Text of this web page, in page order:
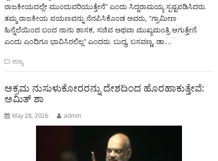
ರಾಜಕೀಯದಲ್ಲೇ ಮುಂದುವರಿಯುತ್ತೇನೆ” ಎಂದು ಸಿದ್ದರಾಮಯ್ಯ ಸ್ಪಷ್ಟಪಡಿಸಿದರು.
ತಮ್ಮ ರಾಜಕೀಯ ಪಯಣವನ್ನು ನೆನಪಿಸಿಕೊಂಡ ಅವರು, “ಗ್ರಾಮೀಣ
ಹಿನ್ನೆಲೆಯಿಂದ ಬಂದ ನಾನು ಶಾಸಕ, ಸಚಿವ ಅಥವಾ ಮುಖ್ಯಮಂತ್ರಿ ಆಗುತ್ತೇನೆ
ಎಂದು ಎಂದಿಗೂ ಭಾವಿಸಿರಲಿಲ್ಲ” ಎಂದರು. ಬುದ್ಧ, ಬಸವಣ್ಣ, ಡಾ.…
ರಾಜ್ಯ
ಅಕ್ರಮ ನುಸುಳುಕೋರರನ್ನು ದೇಶದಿಂದ ಹೊರಹಾಕುತ್ತೇವೆ:
ಅಮಿತ್ ಶಾ
May 28, 2026 admin